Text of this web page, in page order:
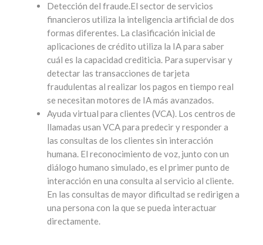
Detección del fraude.El sector de servicios
financieros utiliza la inteligencia artificial de dos
formas diferentes. La clasificación inicial de
aplicaciones de crédito utiliza la IA para saber
cuál es la capacidad crediticia. Para supervisar y
detectar las transacciones de tarjeta
fraudulentas al realizar los pagos en tiempo real
se necesitan motores de IA más avanzados.
Ayuda virtual para clientes (VCA). Los centros de
llamadas usan VCA para predecir y responder a
las consultas de los clientes sin interacción
humana. El reconocimiento de voz, junto con un
diálogo humano simulado, es el primer punto de
interacción en una consulta al servicio al cliente.
En las consultas de mayor dificultad se redirigen a
una persona con la que se pueda interactuar
directamente.